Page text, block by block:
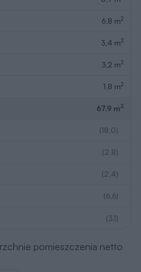
6,8 m2
3,4 m2
3,2 m2
1,8 m2
67,9 m2
(18,0)
(2,8)
(2,4)
(6,6)
(3,1)
pomieszczenia netto